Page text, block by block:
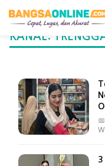
KANAL:
📅
3